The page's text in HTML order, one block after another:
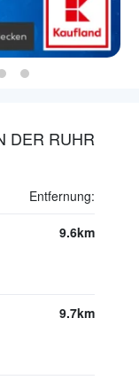
DER RUHR
Entfernung:
9.6km
9.7km